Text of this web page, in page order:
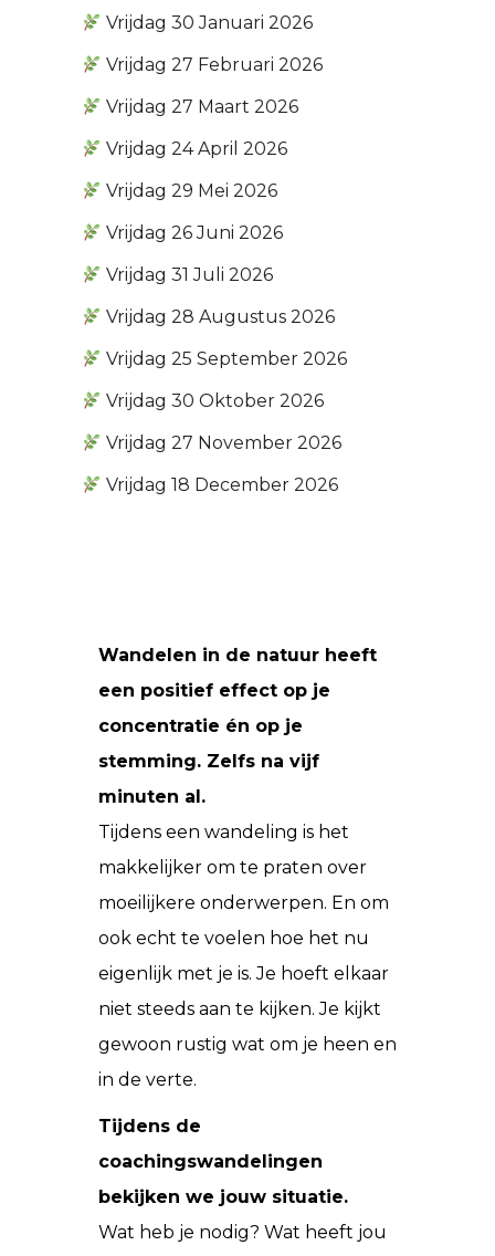
Vrijdag 30 Januari 2026
Vrijdag 27 Februari 2026
Vrijdag 27 Maart 2026
Vrijdag 24 April 2026
Vrijdag 29 Mei 2026
Vrijdag 26 Juni 2026
Vrijdag 31 Juli 2026
Vrijdag 28 Augustus 2026
Vrijdag 25 September 2026
Vrijdag 30 Oktober 2026
Vrijdag 27 November 2026
Vrijdag 18 December 2026
Wandelen in de natuur heeft
een positief effect op je
concentratie én op je
stemming. Zelfs na vijf
minuten al.
Tijdens een wandeling is het
makkelijker om te praten over
moeilijkere onderwerpen. En om
ook echt te voelen hoe het nu
eigenlijk met je is. Je hoeft elkaar
niet steeds aan te kijken. Je kijkt
gewoon rustig wat om je heen en
in de verte.
Tijdens de
coachingswandelingen
bekijken we jouw situatie.
Wat heb je nodig? Wat heeft jou